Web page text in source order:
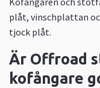
plåt, vinschplattan
tjock plåt.
Är Offroad
kofångare